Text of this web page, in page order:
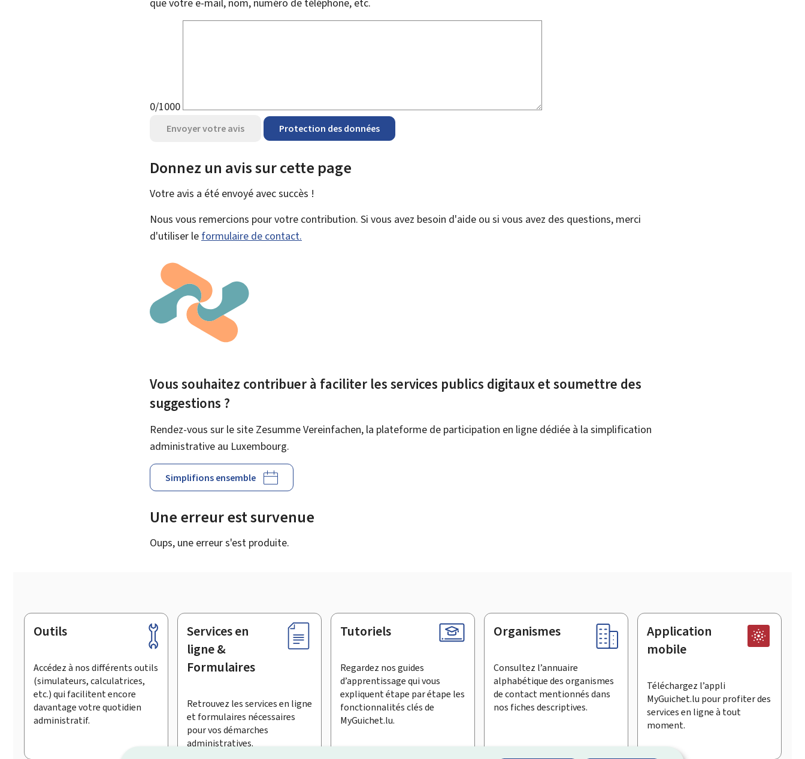
0/1000
Envoyer votre avis Protection des données
Donnez un avis sur cette page
Votre avis a été envoyé avecsuccès !
Nous vous remercions pour votre contribution. Si vous avez besoin d'aide ou si vous avez des questions, merci
d'utiliser le formulaire de contact.
Vous souhaitez contribuer à faciliter les services publics digitaux et soumettre des
suggestions ?
Rendez-vous sur le site Zesumme Vereinfachen, la plateforme de participation en ligne dédiée à la simplification
administrative au Luxembourg.
Simplifions ensemble
Une erreur est survenue
Oups, une erreur s'est produite.
Pied
page
Outils
Accédez à nos différents outils
(simulateurs, calculatrices,
etc.) qui facilitent encore
davantage votre quotidien
administratif.
Services en
ligne &
Formulaires
Retrouvez les services en ligne
et formulaires nécessaires
pour vos démarches
administratives.
Tutoriels
Regardez nos guides
d’apprentissage qui vous
expliquent étape par étape les
fonctionnalités clés de
MyGuichet.lu.
Organismes
Consultez l’annuaire
alphabétique des organismes
de contact mentionnés dans
nos fiches descriptives.
Application
mobile
Téléchargez l’appli
MyGuichet.lu pour profiter des
services en ligne à tout
moment.